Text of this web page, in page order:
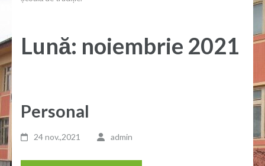
Lună: noiembrie 2021
Personal
24 nov.,2021 admin